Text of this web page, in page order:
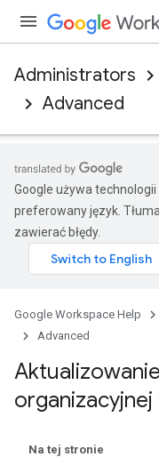
Administrators
Advanced
Google używa
preferowany język.
zawierać błędy.
Google Workspace Help
Advanced
Na tej stronie